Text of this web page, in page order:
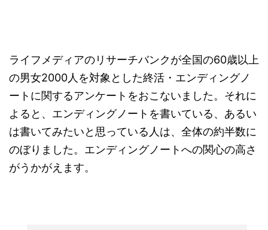
ライフメディアのリサーチバンクが全国の60歳以上
の男女2000人を対象とした終活・エンディングノ
ートに関するアンケートをおこないました。それに
よると、エンディングノートを書いている、あるい
は書いてみたいと思っている人は、全体の約半数に
のぼりました。エンディングノートへの関心の高さ
がうかがえます。